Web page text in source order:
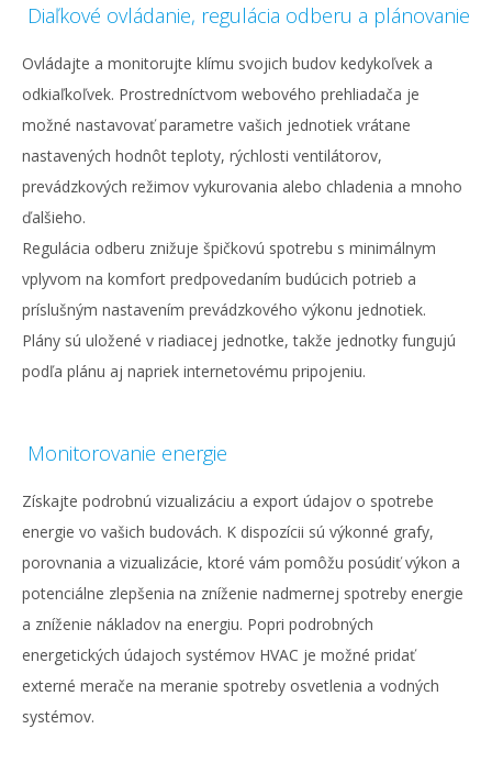
Diaľkové ovládanie, regulácia odberu a plánovanie
Ovládajte a monitorujte klímu svojich budov kedykoľvek a
odkiaľkoľvek. Prostredníctvom webového prehliadača je
možné nastavovať parametre vašich jednotiek vrátane
nastavených hodnôt teploty, rýchlosti ventilátorov,
prevádzkových režimov vykurovania alebo chladenia a mnoho
ďalšieho.
Regulácia odberu znižuje špičkovú spotrebu s minimálnym
vplyvom na komfort predpovedaním budúcich potrieb a
príslušným nastavením prevádzkového výkonu jednotiek.
Plány sú uložené v riadiacej jednotke, takže jednotky fungujú
podľa plánu aj napriek internetovému pripojeniu.
Monitorovanie energie
Získajte podrobnú vizualizáciu a export údajov o spotrebe
energie vo vašich budovách. K dispozícii sú výkonné grafy,
porovnania a vizualizácie, ktoré vám pomôžu posúdiť výkon a
potenciálne zlepšenia na zníženie nadmernej spotreby energie
a zníženie nákladov na energiu. Popri podrobných
energetických údajoch systémov HVAC je možné pridať
externé merače na meranie spotreby osvetlenia a vodných
systémov.